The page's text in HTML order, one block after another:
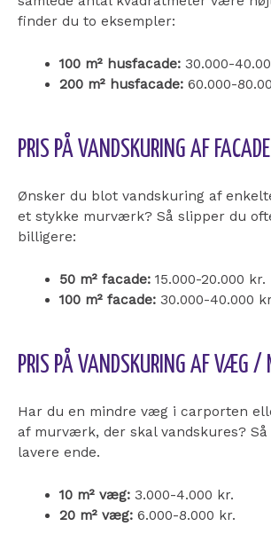
finder du to eksempler:
100 m² husfacade:30.000-
200 m² husfacade:60.000-
PRIS PÅ VANDSKURING AF FACADE
Ønsker du blot vandskuring af
et stykke murværk? Så slipper du
billigere:
50 m² facade:15.000-20.000 kr.
100 m² facade:30.000-40.000
PRIS PÅ VANDSKURING AF VÆG /
Har du en mindre væg i carporten
af murværk, der skal vandskures?
lavere ende.
10 m² væg:3.000-4.000 kr.
20 m² væg:6.000-8.000 kr.